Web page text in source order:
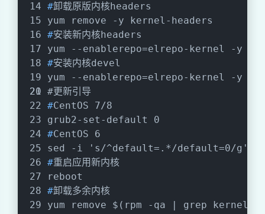
#卸载原版内核headers
yum remove -y kernel-headers
#安装新内核headers
yum --enablerepo=elrepo-kernel -y
#安装内核devel
yum --enablerepo=elrepo-kernel -y
#更新引导
#CentOS 7/8
grub2-set-default 0
#CentOS 6
sed -i 's/^default=.*/default=0/g' /
#重启应用新内核
reboot
#卸载多余内核
yum remove $(rpm -qa | grep kernel